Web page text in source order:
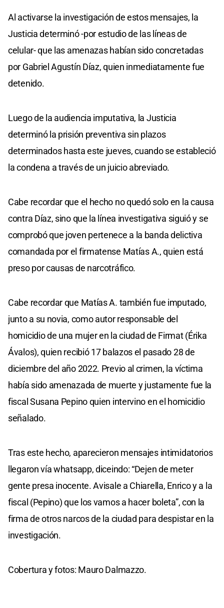
Al activarse la investigación de estos mensajes, la
Justicia determinó -por estudio de las líneas de
celular- que las amenazas habían sido concretadas
por Gabriel Agustín Díaz, quien inmediatamente fue
detenido.
Luego de la audiencia imputativa, la Justicia
determinó la prisión preventiva sin plazos
determinados hasta este jueves, cuando se estableció
la condena a través de un juicio abreviado.
Cabe recordar que el hecho no quedó solo en la causa
contra Díaz, sino que la línea investigativa siguió y se
comprobó que joven pertenece a la banda delictiva
comandada por el firmatense Matías A., quien está
preso por causas de narcotráfico.
Cabe recordar que Matías A. también fue imputado,
junto a su novia, como autor responsable del
homicidio de una mujer en la ciudad de Firmat (Érika
Ávalos), quien recibió 17 balazos el pasado 28 de
diciembre del año 2022. Previo al crimen, la víctima
había sido amenazada de muerte y justamente fue la
fiscal Susana Pepino quien intervino en el homicidio
señalado.
Tras este hecho, aparecieron mensajes intimidatorios
llegaron vía whatsapp, diceindo: “Dejen de meter
gente presa inocente. Avisale a Chiarella, Enrico y a la
fiscal (Pepino) que los vamos a hacer boleta”, con la
firma de otros narcos de la ciudad para despistar en la
investigación.
Cobertura y fotos: Mauro Dalmazzo.